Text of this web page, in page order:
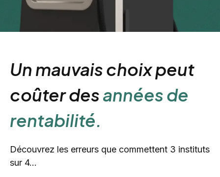
Un mauvais choix peut
coûter desannées de
rentabilité.
Découvrez les erreurs que commettent 3 instituts
sur 4…